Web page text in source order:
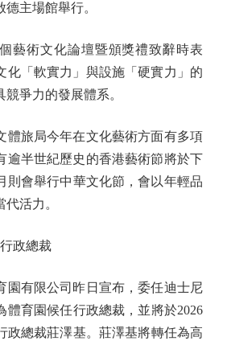
主場館舉行。
術文化論壇暨頒獎禮致辭時表
化「軟實力」與設施「硬實力」的
爭力的發展體系。
旅局今年在文化藝術方面有多項
逾半世紀歷史的香港藝術節將於下
則會舉行中華文化節，會以年輕品
活力。
政總裁
有限公司昨日宣布，委任迪士尼
體育園候任行政總裁，並將於2026
政總裁莊澤基。莊澤基將轉任為高